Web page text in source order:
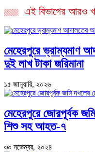
এই বিভাগের আরও
মেহেরপুরে ভ্রাম্যমাণ
দুই লাখ টাকা জরিমানা
১৫ জানুয়ারি, ২০২৬
মেহেরপুরে জোরপূর্বক
শিশু সহ আহত-৭
৩০ নভেম্বর, ২০২৪